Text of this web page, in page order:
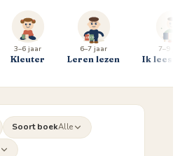
3–6 jaar
Kleuter
6–7 jaar
Leren lezen
7–9 jaar
Ik lees al
Soort boekAlle